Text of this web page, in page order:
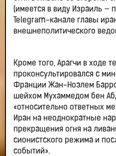
(имеется в виду Израиль —
Telegram-канале главы
внешнеполитического
Кроме того, Арагчи в ходе
проконсультировался с
Франции Жан-Ноэлем
шейхом Мухаммедом бен
«относительно ответных
Иран на неоднократные
прекращения огня на
сионистского режима и
событий».